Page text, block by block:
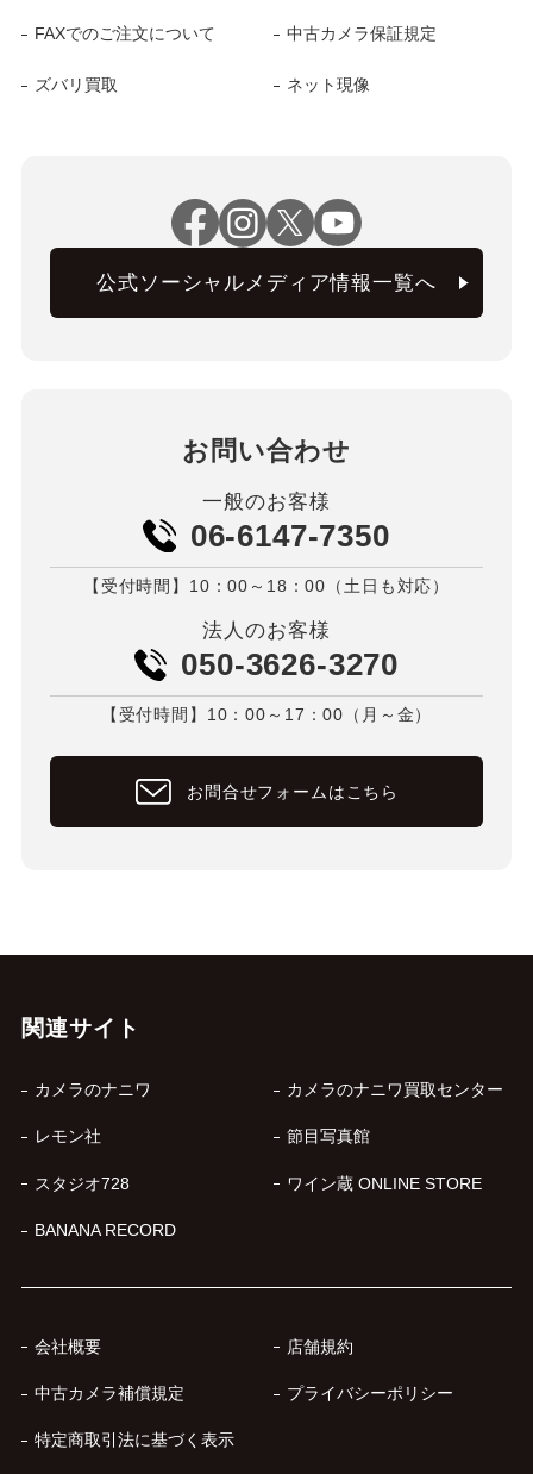
FAXでのご注文について 中古カメラ保証規定
ズバリ買取 ネット現像
公式ソーシャルメディア情報一覧へ
お問い合わせ
一般のお客様
06-6147-7350
【受付時間】10：00～18：00（土日も対応）
法人のお客様
050-3626-3270
【受付時間】10：00～17：00（月～金）
お問合せフォームはこちら
関連サイト
カメラのナニワ カメラのナニワ買取センター
レモン社 節目写真館
スタジオ728 ワイン蔵 ONLINE STORE
BANANA RECORD
会社概要 店舗規約
中古カメラ補償規定 プライバシーポリシー
特定商取引法に基づく表示